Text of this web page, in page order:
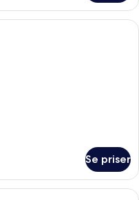
lydisolert, strykejern/-
Se priser
lydisolert, strykejern/-